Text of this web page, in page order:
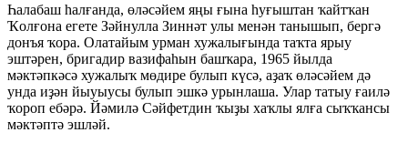
Һалабаш һалғанда, өләсәйем яңы ғына һуғыштан ҡайтҡан
Ҡолғона егете Зәйнулла Зиннәт улы менән танышып, бергә
донъя ҡора. Олатайым урман хужалығында таҡта ярыу
эштәрен, бригадир вазифаһын баш­ҡара, 1965 йылда
мәктәпкәсә хужалыҡ мөдире булып күсә, аҙаҡ өләсәйем дә
унда иҙән йыуыусы булып эшкә урынлаша. Улар татыу ғаилә
ҡороп ебәрә. Йәмилә Сәйфетдин ҡыҙы хаҡлы ялға сыҡҡансы
мәктәптә эшләй.